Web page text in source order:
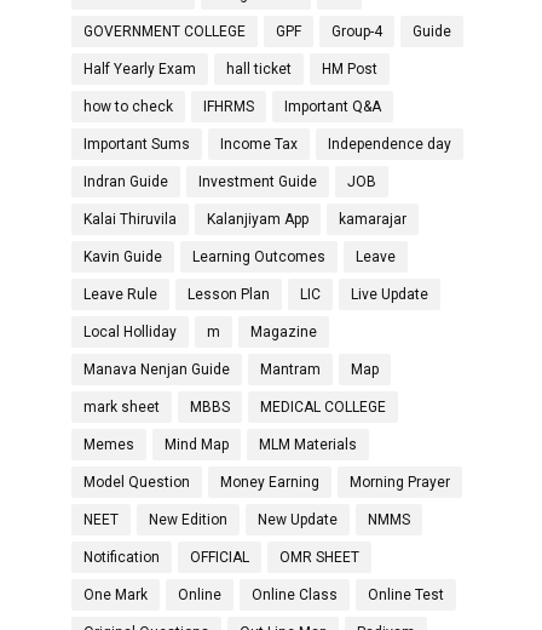
GOVERNMENT COLLEGE GPF Group-4 Guide
Half Yearly Exam hall ticket HM Post
how to check IFHRMS Important Q&A
Important Sums Income Tax Independence day
Indran Guide Investment Guide JOB
Kalai Thiruvila Kalanjiyam App kamarajar
Kavin Guide Learning Outcomes Leave
Leave Rule Lesson Plan LIC Live Update
Local Holliday m Magazine
Manava Nenjan Guide Mantram Map
mark sheet MBBS MEDICAL COLLEGE
Memes Mind Map MLM Materials
Model Question Money Earning Morning Prayer
NEET New Edition New Update NMMS
Notification OFFICIAL OMR SHEET
One Mark Online Online Class Online Test